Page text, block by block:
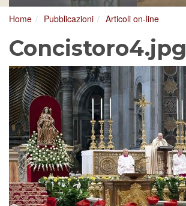
Home Pubblicazioni Articoli on-line
Concistoro4.jpg